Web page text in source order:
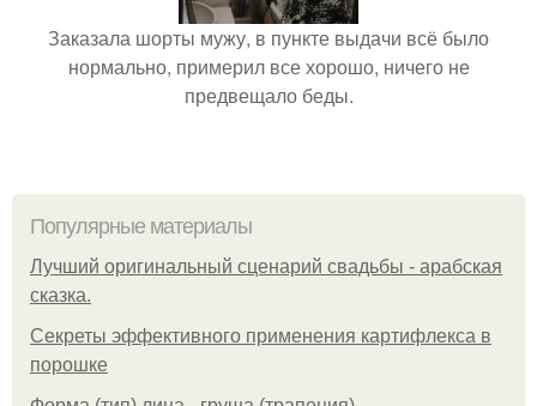
Заказала шорты мужу, в пункте выдачи всё было
нормально, примерил все хорошо, ничего не
предвещало беды.
Популярные материалы
Лучший оригинальный сценарий свадьбы - арабская
сказка.
Секреты эффективного применения картифлекса в
порошке